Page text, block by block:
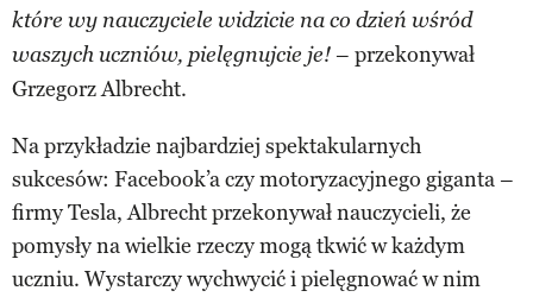
które wy nauczyciele widzicie na co dzień wśród
waszych uczniów, pielęgnujcie je!– przekonywał
Grzegorz Albrecht.
Na przykładzie najbardziej spektakularnych
sukcesów: Facebook’a czy motoryzacyjnego giganta –
firmy Tesla, Albrecht przekonywał nauczycieli, że
pomysły na wielkie rzeczy mogą tkwić w każdym
uczniu. Wystarczy wychwycić i pielęgnować w nim